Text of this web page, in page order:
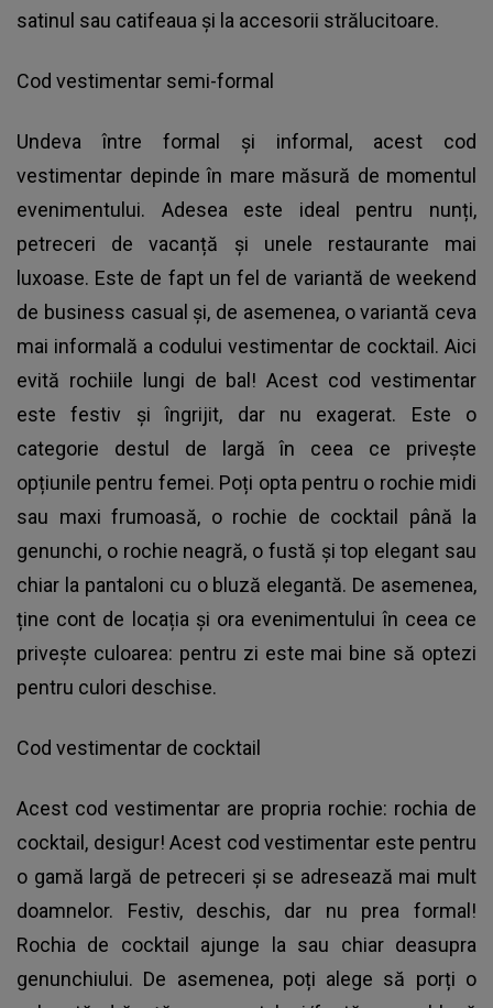
satinul sau catifeaua și la accesorii strălucitoare.
Cod vestimentar semi-formal
Undeva între formal și informal, acest cod
vestimentar depinde în mare măsură de momentul
evenimentului. Adesea este ideal pentru nunți,
petreceri de vacanță și unele restaurante mai
luxoase. Este de fapt un fel de variantă de weekend
de business casual și, de asemenea, o variantă ceva
mai informală a codului vestimentar de cocktail. Aici
evită rochiile lungi de bal! Acest cod vestimentar
este festiv și îngrijit, dar nu exagerat. Este o
categorie destul de largă în ceea ce privește
opțiunile pentru femei. Poți opta pentru o rochie midi
sau maxi frumoasă, o rochie de cocktail până la
genunchi, o rochie neagră, o fustă și top elegant sau
chiar la pantaloni cu o bluză elegantă. De asemenea,
ține cont de locația și ora evenimentului în ceea ce
privește culoarea: pentru zi este mai bine să optezi
pentru culori deschise.
Cod vestimentar de cocktail
Acest cod vestimentar are propria rochie: rochia de
cocktail, desigur! Acest cod vestimentar este pentru
o gamă largă de petreceri și se adresează mai mult
doamnelor. Festiv, deschis, dar nu prea formal!
Rochia de cocktail ajunge la sau chiar deasupra
genunchiului. De asemenea, poți alege să porți o